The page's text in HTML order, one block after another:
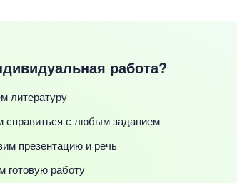
работа?
литературу
справиться с любым заданием
презентацию и речь
работу